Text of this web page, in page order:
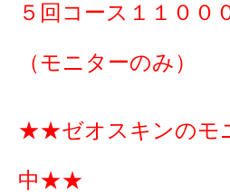
５回コース１１００
（モニターのみ）
★★ゼオスキンのモ
中★★